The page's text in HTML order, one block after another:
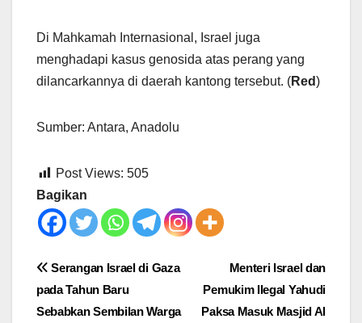
Di Mahkamah Internasional, Israel juga
menghadapi kasus genosida atas perang yang
dilancarkannya di daerah kantong tersebut. (Red)
Sumber: Antara, Anadolu
Post Views: 505
Bagikan
Post
navigation
Menteri Israel dan
Pemukim Ilegal Yahudi
Paksa Masuk Masjid Al
Serangan Israel di Gaza
pada Tahun Baru
Sebabkan Sembilan Warga